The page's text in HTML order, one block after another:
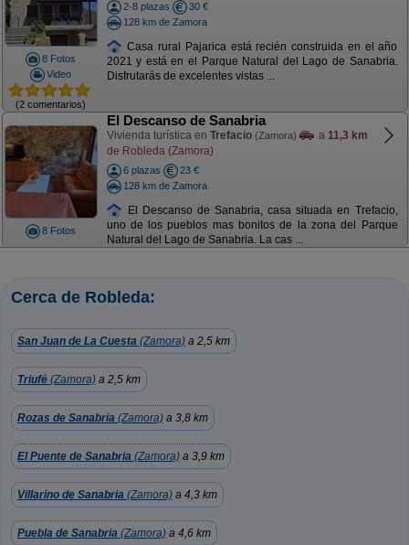
8 Fotos
Video
(2 comentarios)
2-8 plazas
30 €
128 km de Zamora
Casa rural Pajarica está recién construida en el año
2021 y está en el Parque Natural del Lago de Sanabria.
Disfrutarás de excelentes vistas ...
8 Fotos
El Descanso de Sanabria
Vivienda turística en Trefacio (Zamora) a 11,3 km
de Robleda (Zamora)
6 plazas
23 €
128 km de Zamora
El Descanso de Sanabria, casa situada en Trefacio,
uno de los pueblos mas bonitos de la zona del Parque
Natural del Lago de Sanabria. La cas ...
Cerca de Robleda:
San Juan de La Cuesta (Zamora) a 2,5 km
Triufé (Zamora) a 2,5 km
Rozas de Sanabria (Zamora) a 3,8 km
El Puente de Sanabria (Zamora) a 3,9 km
Villarino de Sanabria (Zamora) a 4,3 km
Puebla de Sanabria (Zamora) a 4,6 km